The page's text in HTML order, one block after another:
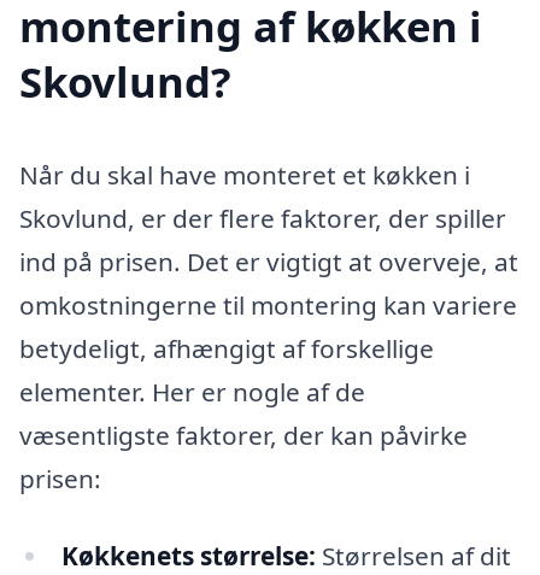
montering af køkken i
Skovlund?
Når du skal have monteret et køkken i
Skovlund, er der flere faktorer, der spiller
ind på prisen. Det er vigtigt at overveje, at
omkostningerne til montering kan variere
betydeligt, afhængigt af forskellige
elementer. Her er nogle af de
væsentligste faktorer, der kan påvirke
prisen:
Køkkenets størrelse: Størrelsen af dit